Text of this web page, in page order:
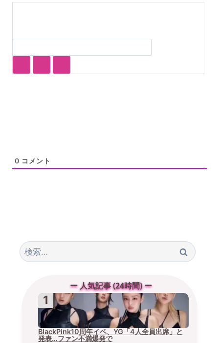
0 コメント
検
索:
ー 人気記事 (24時間) ー
BlackPink10周年イベ、YG「4人全員出席」と
発表…ファン不満爆発で